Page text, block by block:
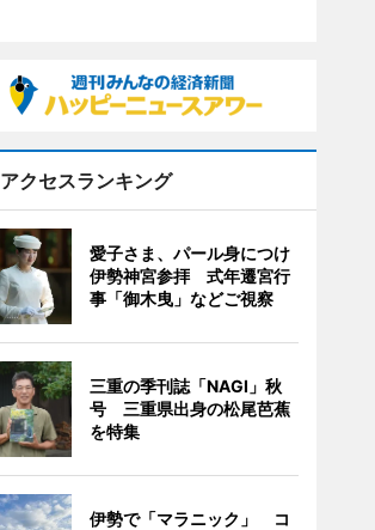
アクセスランキング
愛子さま、パール身につけ
伊勢神宮参拝 式年遷宮行
事「御木曳」などご視察
三重の季刊誌「NAGI」秋
号 三重県出身の松尾芭蕉
を特集
伊勢で「マラニック」 コ